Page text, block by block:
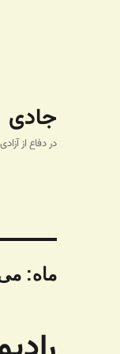
جادی
در دفاع از
ماه:می